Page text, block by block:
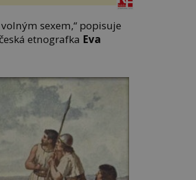
sexem,“ popisuje
etnografka Eva